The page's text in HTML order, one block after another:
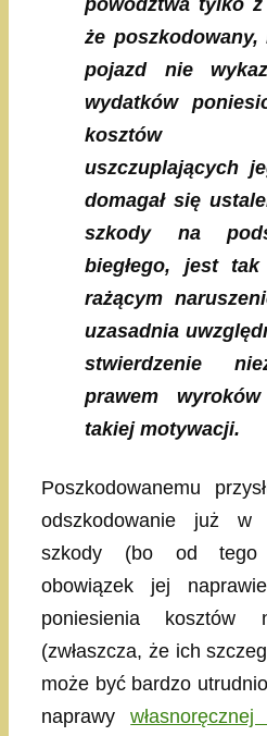
że poszkodowany,
pojazd nie
wydatków
kosztów
uszczuplających
domagał się
szkody na
biegłego, jest
rażącym
uzasadnia
stwierdzenie
prawem
takiej motywacji.
Poszkodowanemu
odszkodowanie już w
szkody (bo od tego
obowiązek jej
poniesienia
(zwłaszcza, że ich
może być bardzo
naprawy